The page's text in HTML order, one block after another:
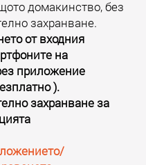
домакинство, без
захранване.
от входния
на
приложение
).
захранване за